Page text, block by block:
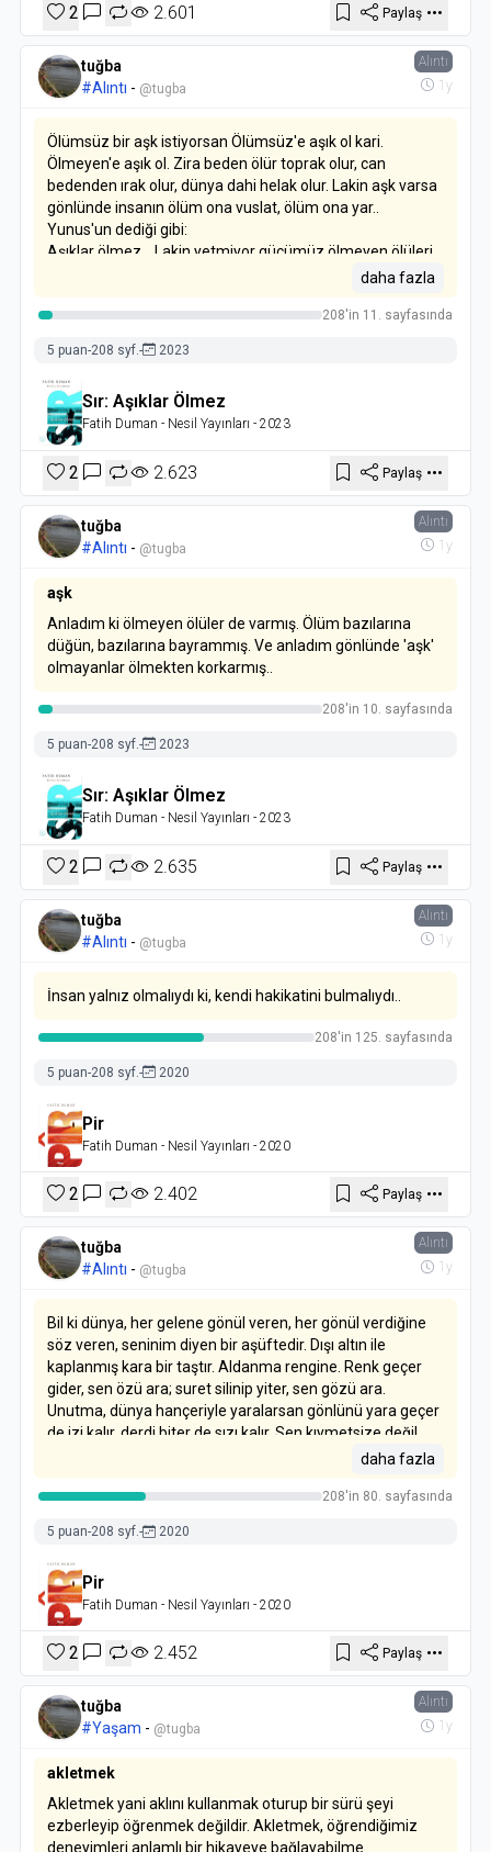
2 2.601 Paylaş
tuğba
#Alıntı - @tugba
Alıntı
1y
Ölümsüz bir aşk istiyorsan Ölümsüz'e aşık ol kari.
Ölmeyen'e aşık ol. Zira beden ölür toprak olur, can
bedenden ırak olur, dünya dahi helak olur. Lakin aşk varsa
gönlünde insanın ölüm ona vuslat, ölüm ona yar..
Yunus'un dediği gibi:
Aşıklar ölmez... Lakin yetmiyor gücümüz ölmeyen ölüleri
daha fazla
208'in 11. sayfasında
5 puan-208 syf. - 2023
Sır: Aşıklar Ölmez
Fatih Duman - Nesil Yayınları - 2023
2 2.623 Paylaş
tuğba
#Alıntı - @tugba
Alıntı
1y
aşk
Anladım ki ölmeyen ölüler de varmış. Ölüm bazılarına
düğün, bazılarına bayrammış. Ve anladım gönlünde 'aşk'
olmayanlar ölmekten korkarmış..
208'in 10. sayfasında
5 puan-208 syf. - 2023
Sır: Aşıklar Ölmez
Fatih Duman - Nesil Yayınları - 2023
2 2.635 Paylaş
tuğba
#Alıntı - @tugba
Alıntı
1y
İnsan yalnız olmalıydı ki, kendi hakikatini bulmalıydı..
208'in 125. sayfasında
5 puan-208 syf.- 2020
Pir
Fatih Duman - Nesil Yayınları - 2020
2 2.402 Paylaş
tuğba
#Alıntı - @tugba
Alıntı
1y
Bil ki dünya, her gelene gönül veren, her gönül verdiğine
söz veren, seninim diyen bir aşüftedir. Dışı altın ile
kaplanmış kara bir taştır. Aldanma rengine. Renk geçer
gider, sen özü ara; suret silinip yiter, sen gözü ara.
Unutma, dünya hançeriyle yaralarsan gönlünü yara geçer
de izi kalır, derdi biter de sızı kalır. Sen kıymetsize değil,
kıymeti sonsuza talip ol. Zira bir sultana köle olmak,daha fazla
208'in 80. sayfasında
5 puan-208 syf.- 2020
Pir
Fatih Duman - Nesil Yayınları - 2020
2 2.452 Paylaş
tuğba
#Yaşam - @tugba
Alıntı
1y
akletmek
Akletmek yani aklını kullanmak oturup bir sürü şeyi
ezberleyip öğrenmek değildir. Akletmek, öğrendiğimiz
deneyimleri anlamlı bir hikayeye bağlayabilme